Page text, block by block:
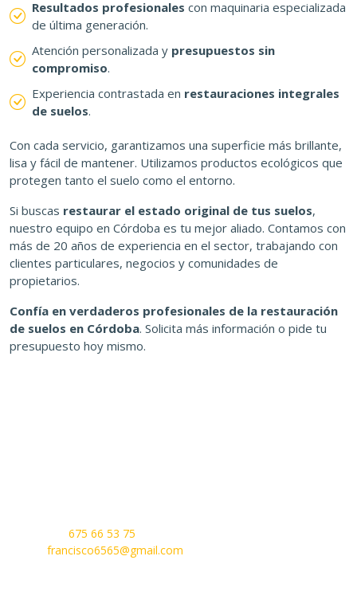
Resultados profesionales con maquinaria especializada
de última generación.
Atención personalizada y presupuestos sin
compromiso.
Experiencia contrastada en restauraciones integrales
de suelos.
Con cada servicio, garantizamos una superficie más brillante,
lisa y fácil de mantener. Utilizamos productos ecológicos que
protegen tanto el suelo como el entorno.
Si buscas restaurar el estado original de tus suelos,
nuestro equipo en Córdoba es tu mejor aliado. Contamos con
más de 20 años de experiencia en el sector, trabajando con
clientes particulares, negocios y comunidades de
propietarios.
Confía en verdaderos profesionales de la restauración
de suelos en Córdoba. Solicita más información o pide tu
presupuesto hoy mismo.
675 66 53 75
francisco6565@gmail.com